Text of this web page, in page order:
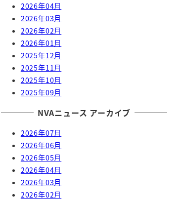
2026年04月
2026年03月
2026年02月
2026年01月
2025年12月
2025年11月
2025年10月
2025年09月
NVAニュース アーカイブ
2026年07月
2026年06月
2026年05月
2026年04月
2026年03月
2026年02月